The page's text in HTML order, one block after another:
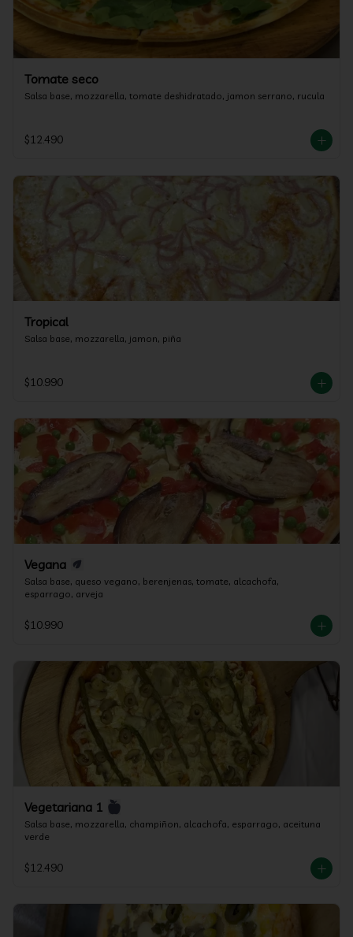
Tomate seco
Salsa base, mozzarella, tomate deshidratado, jamon serrano, rucula
$12.490
Tropical
Salsa base, mozzarella, jamon, piña
$10.990
Vegana
Salsa base, queso vegano, berenjenas, tomate, alcachofa,
esparrago, arveja
$10.990
Vegetariana 1
Salsa base, mozzarella, champiñon, alcachofa, esparrago, aceituna
verde
$12.490